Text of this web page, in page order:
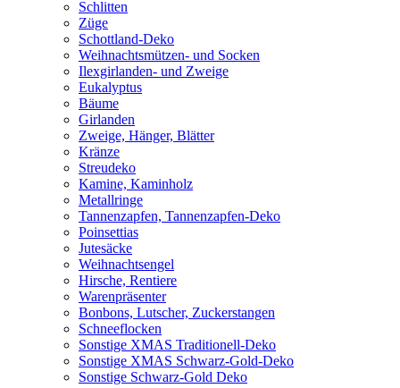
Schlitten
Züge
Schottland-Deko
Weihnachtsmützen- und Socken
Ilexgirlanden- und Zweige
Eukalyptus
Bäume
Girlanden
Zweige, Hänger, Blätter
Kränze
Streudeko
Kamine, Kaminholz
Metallringe
Tannenzapfen, Tannenzapfen-Deko
Poinsettias
Jutesäcke
Weihnachtsengel
Hirsche, Rentiere
Warenpräsenter
Bonbons, Lutscher, Zuckerstangen
Schneeflocken
Sonstige XMAS Traditionell-Deko
Sonstige XMAS Schwarz-Gold-Deko
Sonstige Schwarz-Gold Deko